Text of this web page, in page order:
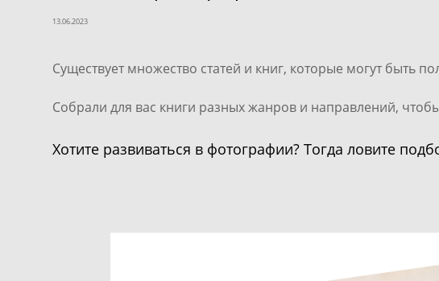
13.06.2023
Существует множество статей и книг, которые могут быть
Собрали для вас книги разных жанров и направлений,
Хотите развиваться в фотографии? Тогда ловите